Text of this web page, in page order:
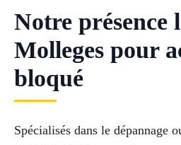
Notre présence
Molleges pour
bloqué
Spécialisés dans le dépannage